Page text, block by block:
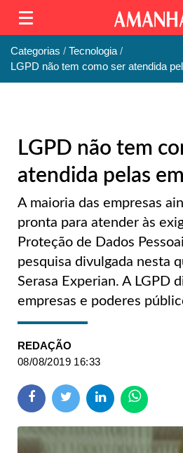
Categorias
Tecnologia
LGPD não tem como ser atendida
LGPD não tem
atendida pelas
A maioria das empresas
pronta para atender às
Proteção de Dados
pesquisa divulgada nesta
Serasa Experian. A LGPD
empresas e poderes
REDAÇÃO
08/08/2019 16:33